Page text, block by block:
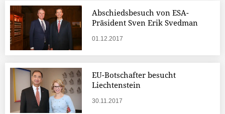
Abschiedsbesuch von ESA-
Präsident Sven Erik Svedman
01.12.2017
EU-Botschafter besucht
Liechtenstein
30.11.2017